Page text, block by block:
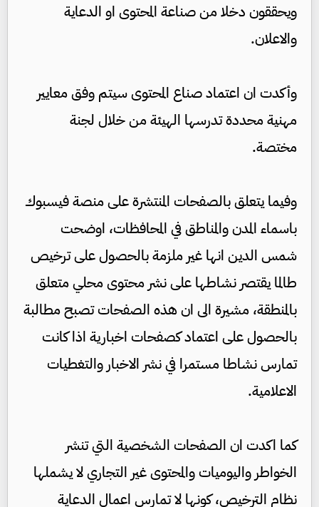
ويحققون دخلا من صناعة المحتوى او الدعاية
والاعلان.
وأكدت ان اعتماد صناع المحتوى سيتم وفق معايير
مهنية محددة تدرسها الهيئة من خلال لجنة
مختصة.
وفيما يتعلق بالصفحات المنتشرة على منصة فيسبوك
باسماء المدن والمناطق في المحافظات، اوضحت
شمس الدين انها غير ملزمة بالحصول على ترخيص
طالما يقتصر نشاطها على نشر محتوى محلي متعلق
بالمنطقة، مشيرة الى ان هذه الصفحات تصبح مطالبة
بالحصول على اعتماد كصفحات اخبارية اذا كانت
تمارس نشاطا مستمرا في نشر الاخبار والتغطيات
الاعلامية.
كما اكدت ان الصفحات الشخصية التي تنشر
الخواطر واليوميات والمحتوى غير التجاري لا يشملها
نظام الترخيص، كونها لا تمارس اعمال الدعاية